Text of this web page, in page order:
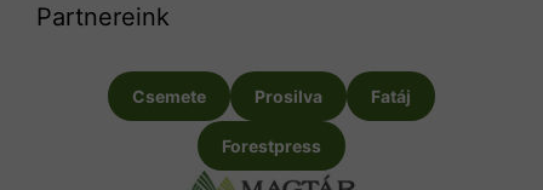
Partnereink
Csemete Prosilva Fatáj
Forestpress